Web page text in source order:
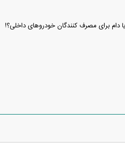
دام برای مصرف کنندگان خودروهای داخلی؟!